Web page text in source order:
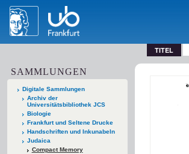
TITEL
SAMMLUNGEN
Digitale Sammlungen
Archiv der
Universitätsbibliothek JCS
Biologie
Frankfurt und Seltene Drucke
Handschriften und Inkunabeln
Judaica
Compact Memory